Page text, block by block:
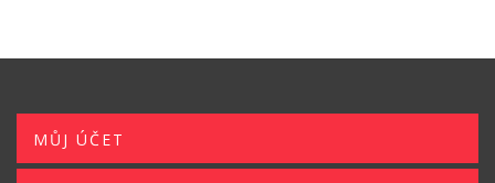
MŮJ ÚČET